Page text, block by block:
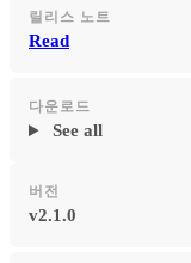
릴리스 노트
Read
다운로드
See all
버전
v2.1.0